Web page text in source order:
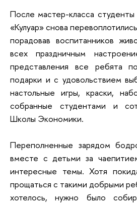
После мастер-класса студенты
«Кулуар» снова
порадовав воспитанников
всех праздничным
представления все ребята
подарки и с удовольствием
настольные игры, краски,
собранные студентами и
Школы Экономики.
Переполненные зарядом
вместе с детьми за
интересные темы. Хотя
прощаться с такими добрыми
хотелось, нужно было